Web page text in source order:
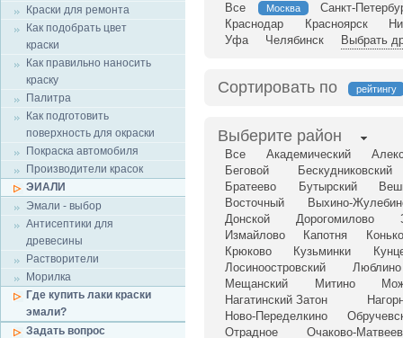
Краски для ремонта
Как подобрать цвет
краски
Как правильно наносить
краску
Палитра
Как подготовить
поверхность для окраски
Покраска автомобиля
Производители красок
ЭИАЛИ
Эмали - выбор
Антисептики для
древесины
Растворители
Морилка
Где купить лаки краски
эмали?
Задать вопрос
Все Москва
Санкт-
Краснодар
Красноярск
Уфа
Челябинск Выбрать
Сортировать по рейтингу
Выберите район
Все Академический
Беговой
Бескудниковский
Братеево
Бутырский
Восточный
Выхино-
Донской
Дорогомилово
Измайлово
Капотня
Крюково
Кузьминки
Лосиноостровский
Люблино
Мещанский
Митино
Нагатинский Затон
Ново-Переделкино
Отрадное
Очаково-